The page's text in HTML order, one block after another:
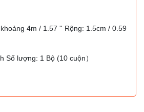
4m / 1.57 '' Rộng: 1.5cm / 0.59
Số lượng: 1 Bộ (10 cuộn）